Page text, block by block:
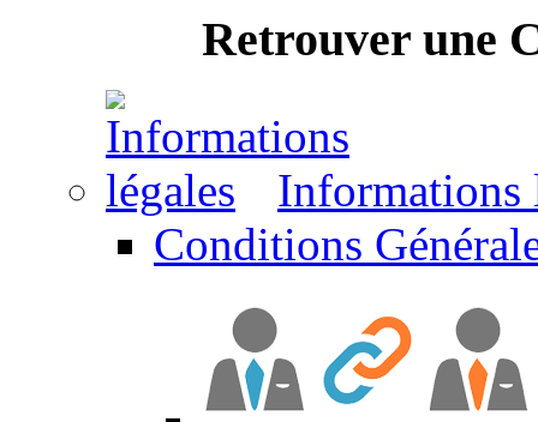
Retrouver une
Informations
Conditions